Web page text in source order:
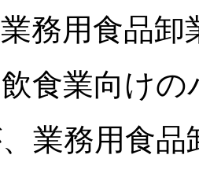
務用食品
食業向け
業務用食